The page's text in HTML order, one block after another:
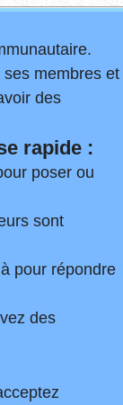
membres et
des
rapide :
poser ou
sont
pour répondre
des